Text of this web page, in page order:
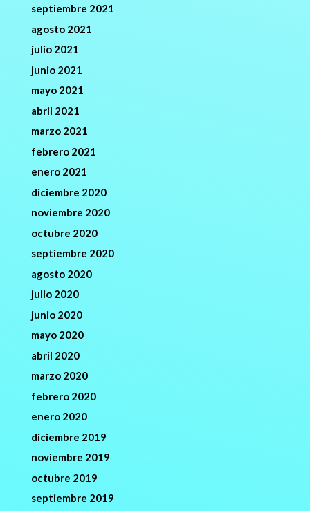
septiembre 2021
agosto 2021
julio 2021
junio 2021
mayo 2021
abril 2021
marzo 2021
febrero 2021
enero 2021
diciembre 2020
noviembre 2020
octubre 2020
septiembre 2020
agosto 2020
julio 2020
junio 2020
mayo 2020
abril 2020
marzo 2020
febrero 2020
enero 2020
diciembre 2019
noviembre 2019
octubre 2019
septiembre 2019